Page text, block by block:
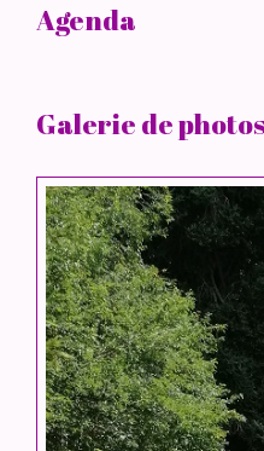
Agenda
Galerie de photos